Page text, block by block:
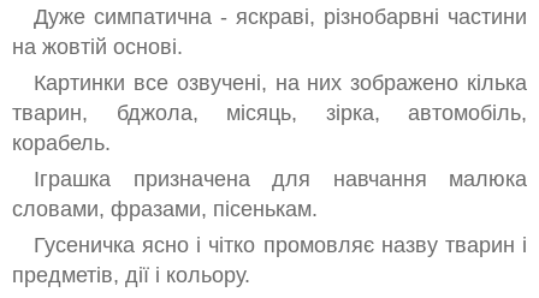
АКЦІЙНІ КОМПЛЕКТИ ТЕХНІКИ
ДИТЯЧІ СВЯТА
Дуже симпатична - яскраві, різнобарвні частини
на жовтій основі.
Картинки все озвучені, на них зображено кілька
тварин, бджола, місяць, зірка, автомобіль,
корабель.
Іграшка призначена для навчання малюка
словами, фразами, пісенькам.
Гусеничка ясно і чітко промовляє назву тварин і
предметів, дії і кольору.